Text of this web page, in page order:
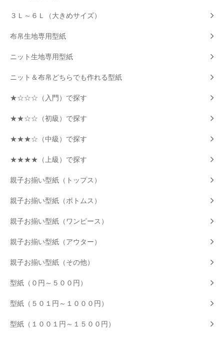
３Ｌ～６Ｌ（大きめサイズ）
布帛生地専用型紙
ニット生地専用型紙
ニット＆布帛どちらでも作れる型紙
★☆☆☆（入門）で探す
★★☆☆（初級）で探す
★★★☆（中級）で探す
★★★★（上級）で探す
親子お揃い型紙（トップス）
親子お揃い型紙（ボトムス）
親子お揃い型紙（ワンピース）
親子お揃い型紙（アウター）
親子お揃い型紙（その他）
型紙（０円～５００円）
型紙（５０１円～１０００円）
型紙（１００１円～１５００円）